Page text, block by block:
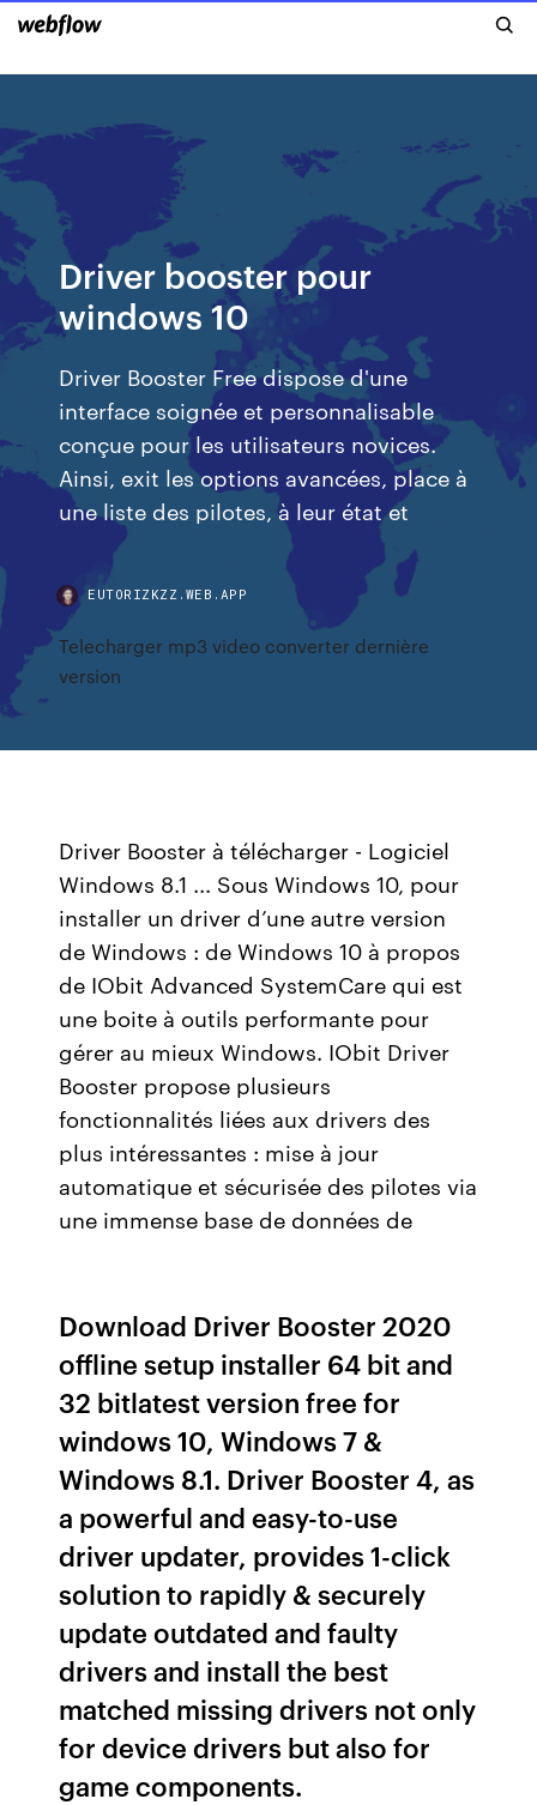
Driver booster pour
windows 10
Driver Booster Free dispose d'une
interface soignée et personnalisable
conçue pour les utilisateurs novices.
Ainsi, exit les options avancées, place à
une liste des pilotes, à leur état et
EUTORIZKZZ.WEB.APP
Telecharger mp3 video converter dernière
version
Driver Booster à télécharger - Logiciel
Windows 8.1 ... Sous Windows 10, pour
installer un driver d’une autre version
de Windows : de Windows 10 à propos
de IObit Advanced SystemCare qui est
une boite à outils performante pour
gérer au mieux Windows. IObit Driver
Booster propose plusieurs
fonctionnalités liées aux drivers des
plus intéressantes : mise à jour
automatique et sécurisée des pilotes via
une immense base de données de
Download Driver Booster 2020
offline setup installer 64 bit and
32 bitlatest version free for
windows 10, Windows 7 &
Windows 8.1. Driver Booster 4, as
a powerful and easy-to-use
driver updater, provides 1-click
solution to rapidly & securely
update outdated and faulty
drivers and install the best
matched missing drivers not only
for device drivers but also for
game components.